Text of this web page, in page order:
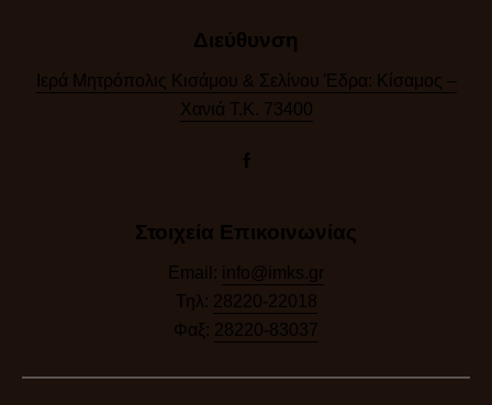
Διεύθυνση
Ιερά Μητρόπολις Κισάμου & Σελίνου Έδρα: Κίσαμος –
Χανιά Τ.Κ. 73400
Στοιχεία Επικοινωνίας
Email: info@imks.gr
Τηλ: 28220-22018
Φαξ: 28220-83037